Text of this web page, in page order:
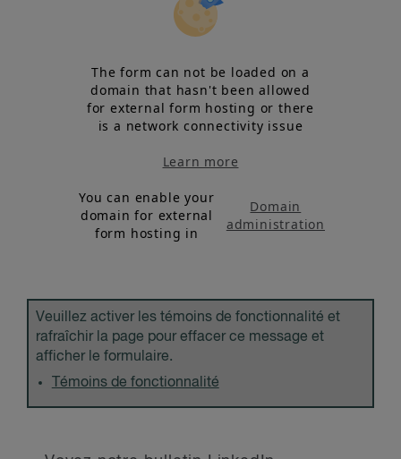
The form can not be loaded on a
domain that hasn't been allowed
for external form hosting or there
is a network connectivity issue
Learn more
You can enable your
domain for external
form hosting in
Domain
administration
Veuillez activer les témoins de fonctionnalité et
rafraîchir la page pour effacer ce message et
afficher le formulaire.
Témoins de fonctionnalité